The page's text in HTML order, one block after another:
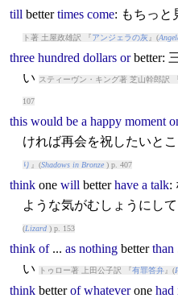
till better times come: もちっと
ト著 土屋政雄訳 『アンジェラの灰』(
three hundred dollars or better:
い
スティーヴン・キング著 芝山幹郎訳
107
this would be a happy moment
ければ再会を祝したいと
り 』(Shadows in Bronze) p. 407
thinkone will better have a talk:
ような気がむしょうにし
(Lizard) p. 153
think of... as nothing better than
い
トゥロー著 上田公子訳 『有罪答弁』(
think better of whateverone had